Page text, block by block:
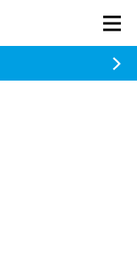
PRIJAVA
imenom in geslom.
na